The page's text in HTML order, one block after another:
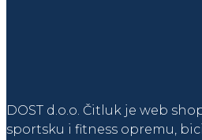
DOST d.o.o. Čitluk je web
sportsku i fitness opremu,